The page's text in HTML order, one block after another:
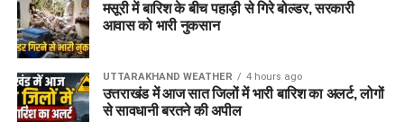
मसूरी में बारिश के बीच पहाड़ी से गिरे बोल्डर, सरकारी
आवास को भारी नुकसान
UTTARAKHAND WEATHER 4 hours ago
उत्तराखंड में आज सात जिलों में भारी बारिश का अलर्ट, लोगों
से सावधानी बरतने की अपील